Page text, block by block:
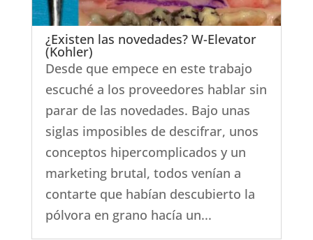
¿Existen las novedades? W-Elevator
(Kohler)
Desde que empece en este trabajo
escuché a los proveedores hablar sin
parar de las novedades. Bajo unas
siglas imposibles de descifrar, unos
conceptos hipercomplicados y un
marketing brutal, todos venían a
contarte que habían descubierto la
pólvora en grano hacía un...